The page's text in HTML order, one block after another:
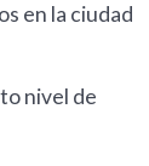
en la ciudad
nivel de